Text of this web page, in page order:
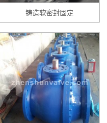
铸造软密封固定